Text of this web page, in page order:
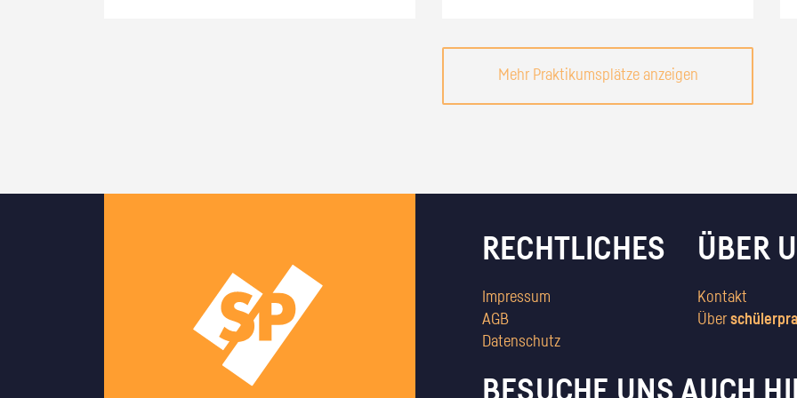
Mehr Praktikumsplätze anzeigen
RECHTLICHES
Impressum
AGB
Datenschutz
ÜBER
Kontakt
Über